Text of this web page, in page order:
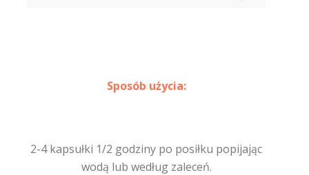
Sposób użycia:
2-4 kapsułki 1/2 godziny po posiłku popijając
wodą lub według zaleceń.